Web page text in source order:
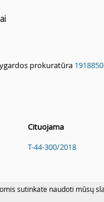
sutinkate naudoti mūsų
prokuratūra
Cituojama
T-44-300/2018